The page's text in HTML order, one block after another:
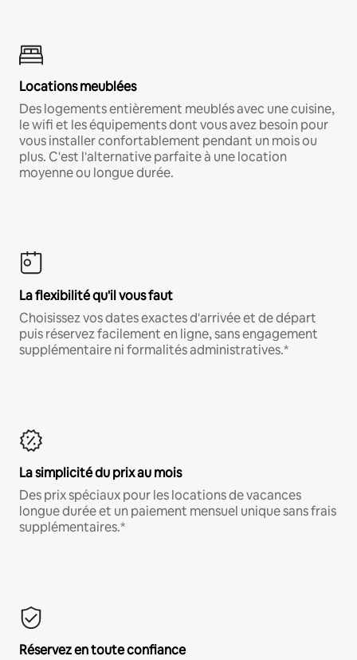
Locations meublées
Des logements entièrement meublés avec une cuisine,
le wifi et les équipements dont vous avez besoin pour
vous installer confortablement pendant un mois ou
plus. C'est l'alternative parfaite à une location
moyenne ou longue durée.
La flexibilité qu'il vous faut
Choisissez vos dates exactes d'arrivée et de départ
puis réservez facilement en ligne, sans engagement
supplémentaire ni formalités administratives.*
La simplicité du prix au mois
Des prix spéciaux pour les locations de vacances
longue durée et un paiement mensuel unique sans frais
supplémentaires.*
Réservez en toute confiance